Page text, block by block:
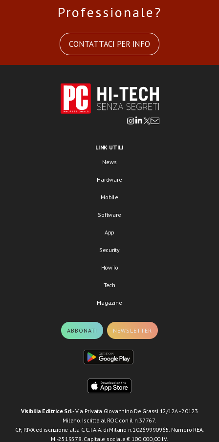
Professionale?
CONTATTACI PER INFO
LINK UTILI
News
Hardware
Mobile
Software
App
Security
HowTo
Tech
Magazine
ABBONATI NEWSLETTER
Visibilia Editrice Srl- Via Privata Giovannino De Grassi 12/12A - 20123
Milano. Iscritta al ROC con il n.37767.
CF, P.IVA ed iscrizione alla C.C.I.A.A. di Milano n.10269990965. Numero REA:
MI-2519578. Capitale sociale € 100.000,00 I.V.